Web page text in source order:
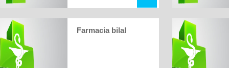
Farmacia bilal